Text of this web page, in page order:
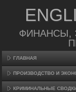
ФИНАНСЫ,
ГЛАВНАЯ
ПРОИЗВΟДСТВО И
КРИМИНАЛЬНЫЕ СВОДКИ